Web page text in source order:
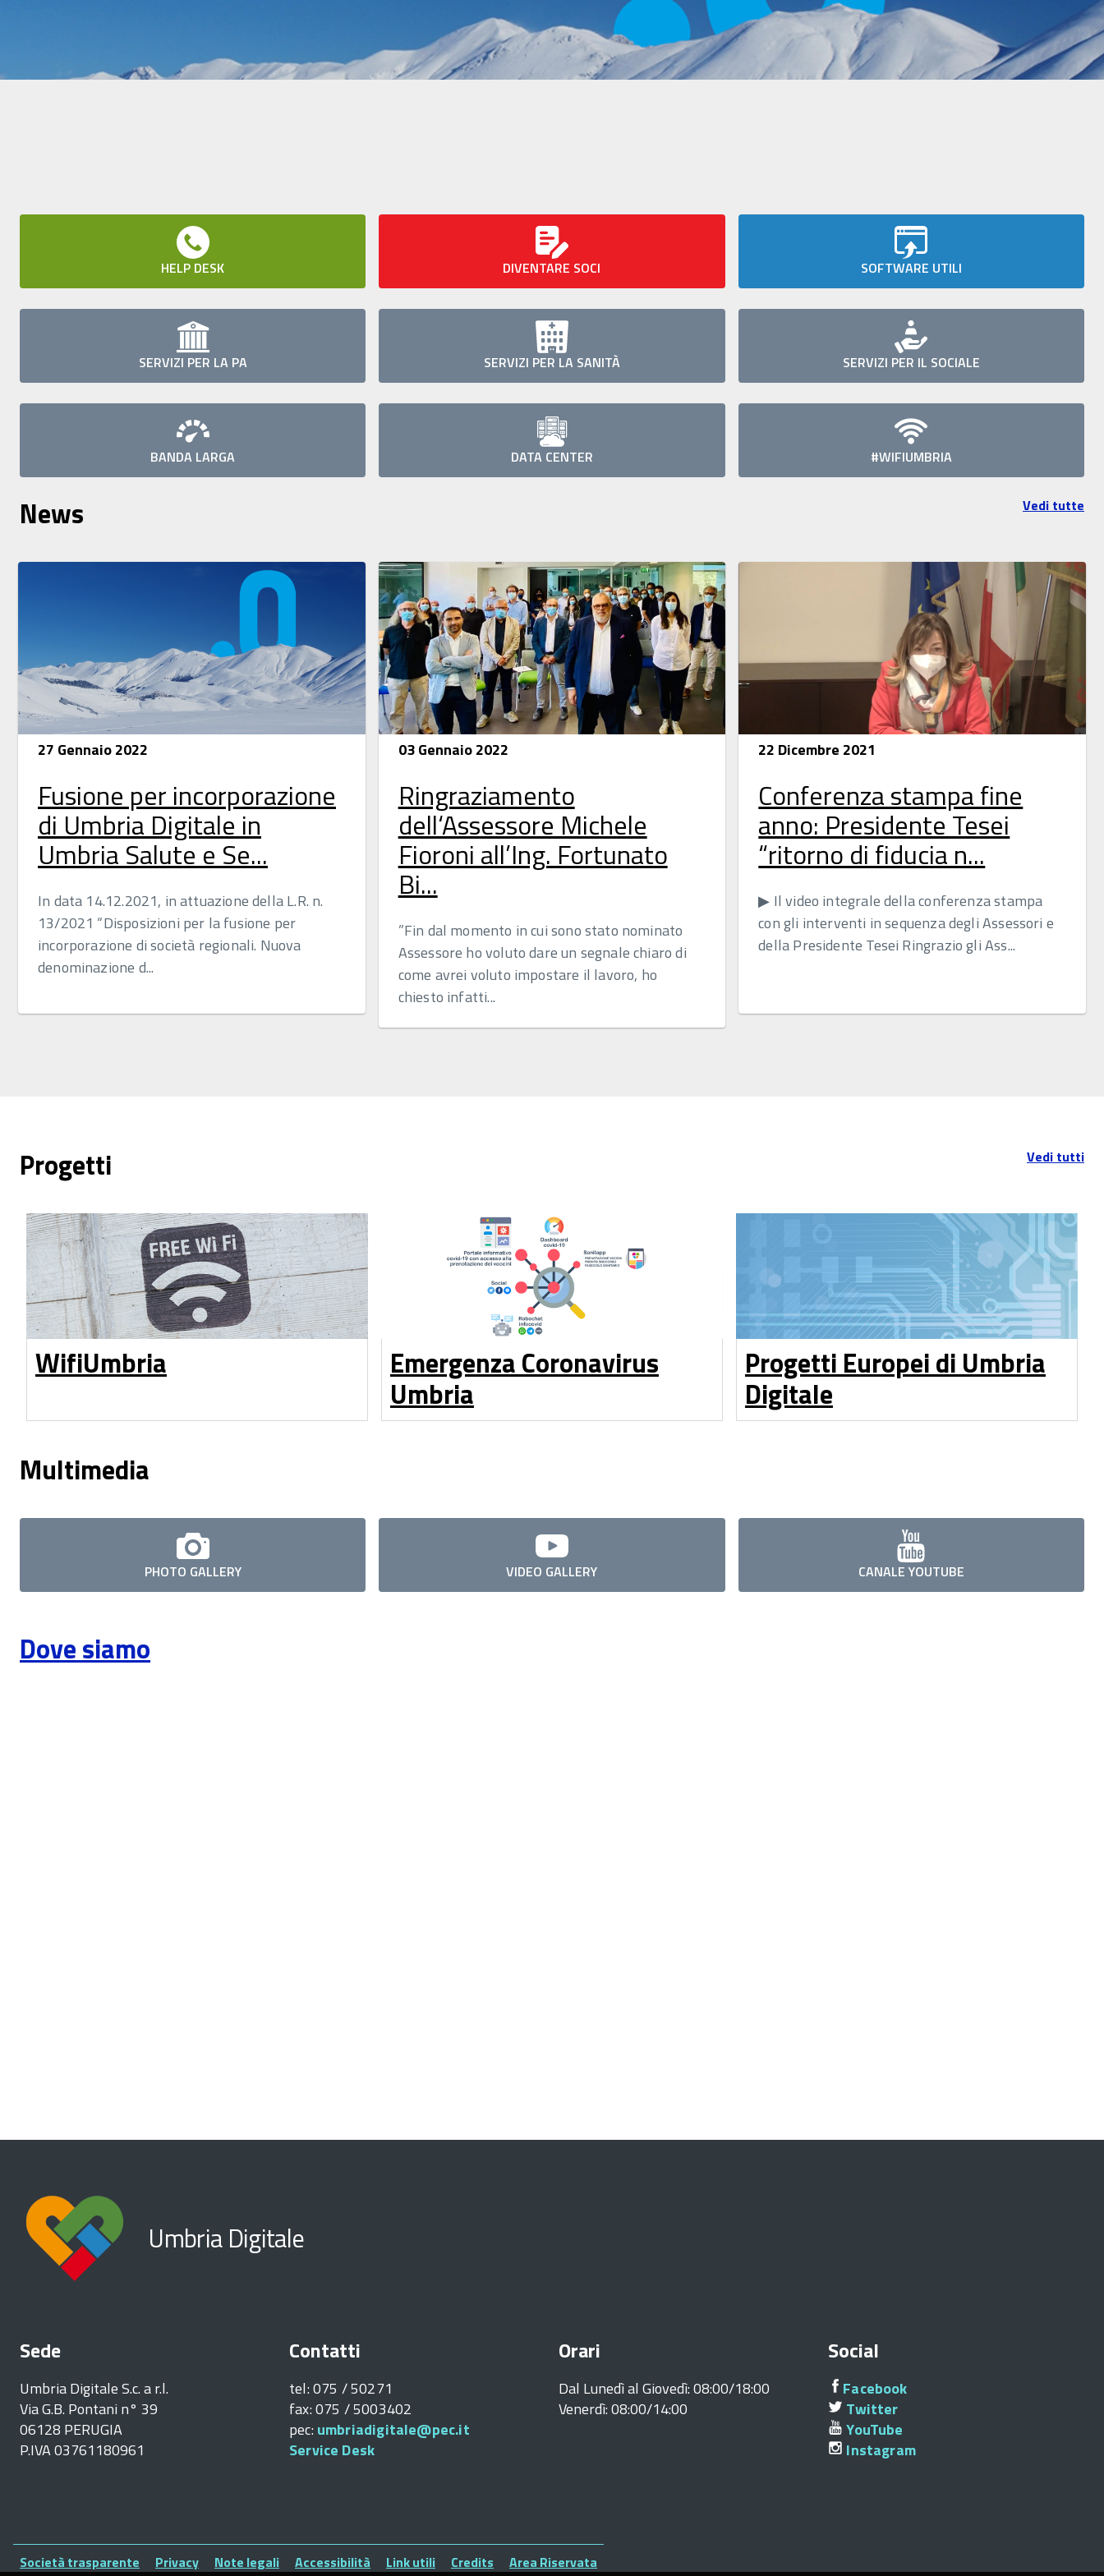
HELP DESK DIVENTARE SOCI SOFTWARE UTILI
SERVIZI PER LA PA SERVIZI PER LA SANITÀ SERVIZI PER IL SOCIALE
BANDA LARGA DATA CENTER #WIFIUMBRIA
News Vedi tutte
27 Gennaio 2022
Fusione per incorporazione
di Umbria Digitale in
Umbria Salute e Se...
In data 14.12.2021, in attuazione della L.R. n.
13/2021 “Disposizioni per la fusione per
incorporazione di società regionali. Nuova
denominazione d...
03 Gennaio 2022
Ringraziamento
dell‘Assessore Michele
Fioroni all’Ing. Fortunato
Bi...
”Fin dal momento in cui sono stato nominato
Assessore ho voluto dare un segnale chiaro di
come avrei voluto impostare il lavoro, ho
chiesto infatti...
22 Dicembre 2021
Conferenza stampa fine
anno: Presidente Tesei
“ritorno di fiducia n...
▶ Il video integrale della conferenza stampa
con gli interventi in sequenza degli Assessori e
della Presidente Tesei Ringrazio gli Ass...
Progetti Vedi tutti
WifiUmbria Emergenza Coronavirus
Umbria
Progetti Europei di Umbria
Digitale
Multimedia
PHOTO GALLERY VIDEO GALLERY CANALE YOUTUBE
Dove siamo
Umbria Digitale
Sede
Umbria Digitale S.c. a r.l.
Via G.B. Pontani n° 39
06128 PERUGIA
P.IVA 03761180961
Contatti
tel: 075 / 50271
fax: 075 / 5003402
pec: umbriadigitale@pec.it
Service Desk
Orari
Dal Lunedì al Giovedì: 08:00/18:00
Venerdì: 08:00/14:00
Social
Facebook
Twitter
YouTube
Instagram
Società trasparente Privacy Note legali Accessibilità Link utili Credits Area Riservata